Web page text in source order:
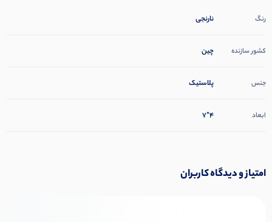
رنگ نارنجی
کشور سازنده چین
جنس پلاستیک
ابعاد 4*7
امتیاز و دیدگاه کاربران